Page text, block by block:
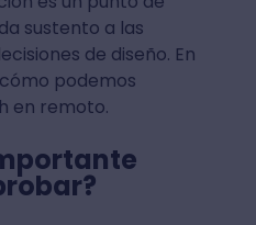
sustento a las
de diseño. En
podemos
en remoto.